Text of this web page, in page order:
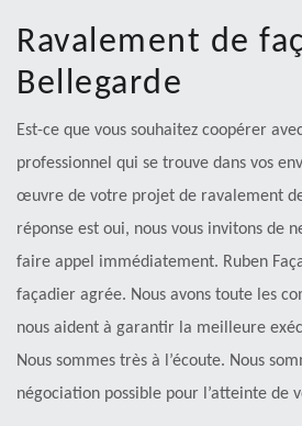
Ravalement de
Bellegarde
Est-ce que vous souhaitez coopérer
professionnel qui se trouve dans vos
œuvre de votre projet de ravalement
réponse est oui, nous vous invitons de
faire appel immédiatement. Ruben
façadier agrée. Nous avons toute les
nous aident à garantir la meilleure
Nous sommes très à l’écoute. Nous
négociation possible pour l’atteinte de